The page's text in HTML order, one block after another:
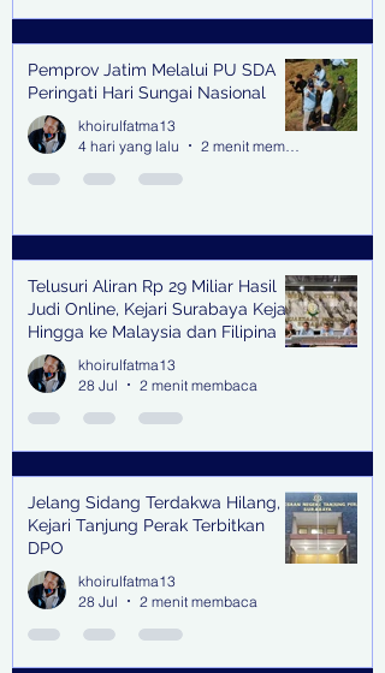
Pemprov Jatim Melalui PU SDA
Peringati Hari Sungai Nasional
khoirulfatma13
4 hari yang lalu
Telusuri Aliran Rp 29 Miliar Hasil
Judi Online, Kejari Surabaya Kejar
Hingga ke Malaysia dan Filipina
khoirulfatma13
28 Jul
2 menit membaca
Jelang Sidang Terdakwa Hilang,
Kejari Tanjung Perak Terbitkan
DPO
khoirulfatma13
28 Jul
2 menit membaca